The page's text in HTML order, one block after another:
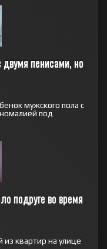
пенисами, но
мужского пола с
под
подруге во время
из квартир на улице